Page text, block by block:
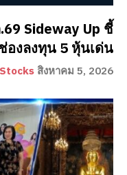
Sideway Up ชี้
องลงทุน 5 หุ้นเด่น
สิงหาคม 5, 2026